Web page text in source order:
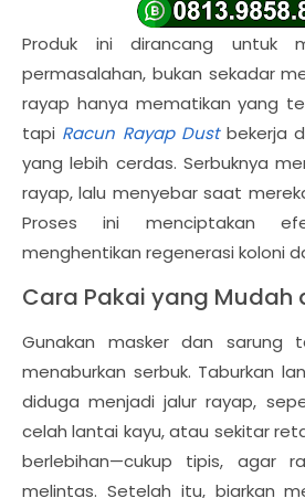
Produk ini dirancang untuk
permasalahan, bukan sekadar
rayap hanya mematikan yang
tapi Racun Rayap Dustbekerja
yang lebih cerdas. Serbuknya
rayap, lalu menyebar saat
Proses ini menciptakan
menghentikan regenerasi koloni
Cara Pakai yang Mudah
Gunakan masker dan sarung
menaburkan serbuk. Taburkan
diduga menjadi jalur rayap,
celah lantai kayu, atau sekitar
berlebihan—cukup tipis, agar
melintas. Setelah itu, biarkan